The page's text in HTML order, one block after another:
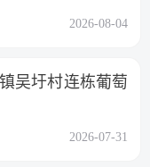
2026-08-04
吴圩村连栋葡萄
2026-07-31